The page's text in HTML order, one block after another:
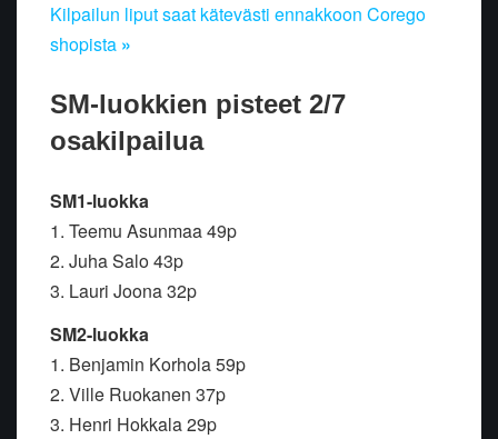
Kilpailun liput saat kätevästi ennakkoon Corego
shopista »
SM-luokkien pisteet 2/7
osakilpailua
SM1-luokka
1. Teemu Asunmaa 49p
2. Juha Salo 43p
3. Lauri Joona 32p
SM2-luokka
1. Benjamin Korhola 59p
2. Ville Ruokanen 37p
3. Henri Hokkala 29p